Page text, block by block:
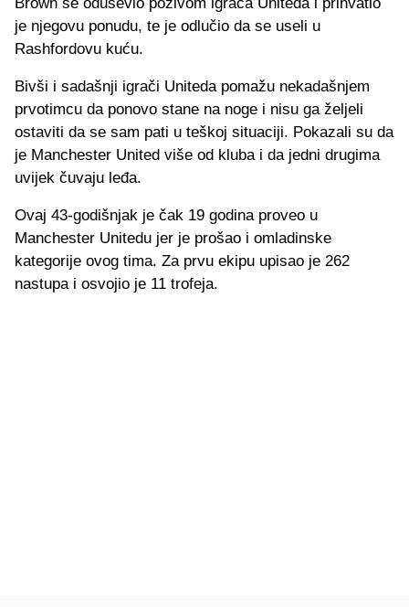
je njegovu ponudu, te je odlučio da se useli u
Rashfordovu kuću.
Bivši i sadašnji igrači Uniteda pomažu nekadašnjem
prvotimcu da ponovo stane na noge i nisu ga željeli
ostaviti da se sam pati u teškoj situaciji. Pokazali su da
je Manchester United više od kluba i da jedni drugima
uvijek čuvaju leđa.
Ovaj 43-godišnjak je čak 19 godina proveo u
Manchester Unitedu jer je prošao i omladinske
kategorije ovog tima. Za prvu ekipu upisao je 262
nastupa i osvojio je 11 trofeja.